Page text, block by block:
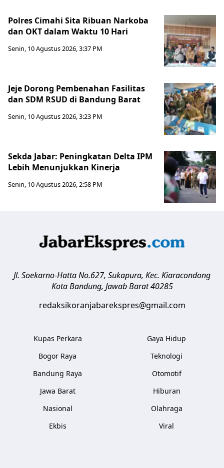
Polres Cimahi Sita Ribuan Narkoba
dan OKT dalam Waktu 10 Hari
Senin, 10 Agustus 2026, 3:37 PM
Jeje Dorong Pembenahan Fasilitas
dan SDM RSUD di Bandung Barat
Senin, 10 Agustus 2026, 3:23 PM
Sekda Jabar: Peningkatan Delta IPM
Lebih Menunjukkan Kinerja
Senin, 10 Agustus 2026, 2:58 PM
Jl. Soekarno-Hatta No.627, Sukapura, Kec. Kiaracondong
Kota Bandung, Jawab Barat 40285
redaksikoranjabarekspres@gmail.com
Kupas Perkara
Bogor Raya
Bandung Raya
Jawa Barat
Nasional
Ekbis
Gaya Hidup
Teknologi
Otomotif
Hiburan
Olahraga
Viral